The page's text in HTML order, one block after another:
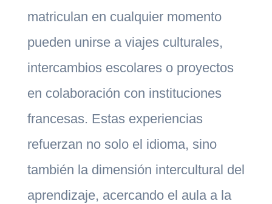
matriculan en cualquier momento
pueden unirse a viajes culturales,
intercambios escolares o proyectos
en colaboración con instituciones
francesas. Estas experiencias
refuerzan no solo el idioma, sino
también la dimensión intercultural del
aprendizaje, acercando el aula a la